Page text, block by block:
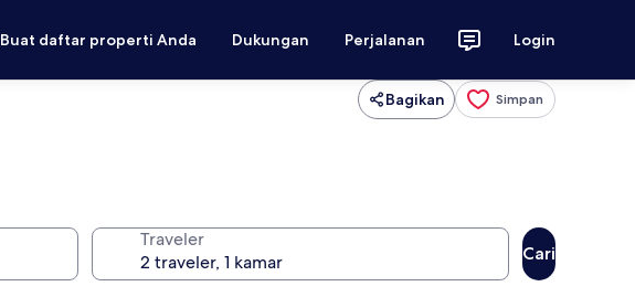
Buat daftar properti Anda Dukungan Perjalanan Login
Bagikan Simpan
Traveler
Cari